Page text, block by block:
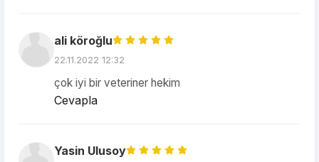
ali köroğlu
22.11.2022 12:32
çok iyi bir veteriner hekim
Cevapla
Yasin Ulusoy